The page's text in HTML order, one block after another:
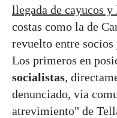
llegada de cayucos
costas como la de
revuelto entre
Los primeros en
socialistas,
denunciado, vía
atrevimiento" de